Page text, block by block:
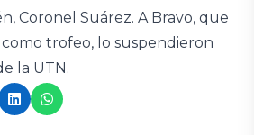
Coronel Suárez. A Bravo, que
trofeo, lo suspendieron
la UTN.